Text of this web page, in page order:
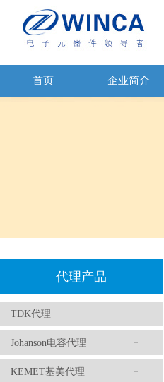
首页 企业简介
代理产品
TDK代理
Johanson电容代理
KEMET基美代理
贴片安规电容2220 X2 AC250V 0.1UF封装